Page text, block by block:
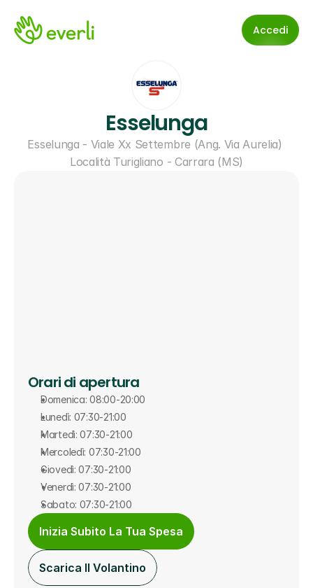
Accedi
Esselunga
Esselunga - Viale Xx Settembre (Ang. Via Aurelia)
Località Turigliano - Carrara (MS)
Orari di apertura
Domenica: 08:00-20:00
Lunedì: 07:30-21:00
Martedì: 07:30-21:00
Mercoledì: 07:30-21:00
Giovedì: 07:30-21:00
Venerdì: 07:30-21:00
Sabato: 07:30-21:00
Inizia Subito La Tua Spesa
Scarica Il Volantino